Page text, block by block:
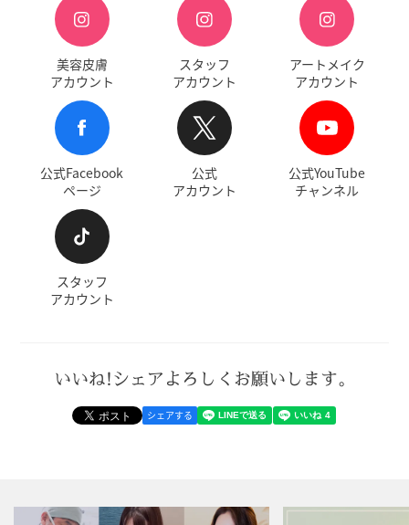
美容皮膚
アカウント
スタッフ
アカウント
アートメイク
アカウント
公式Facebook
ページ
公式
アカウント
公式YouTube
チャンネル
スタッフ
アカウント
いいね!シェアよろしくお願いします。
シェアする